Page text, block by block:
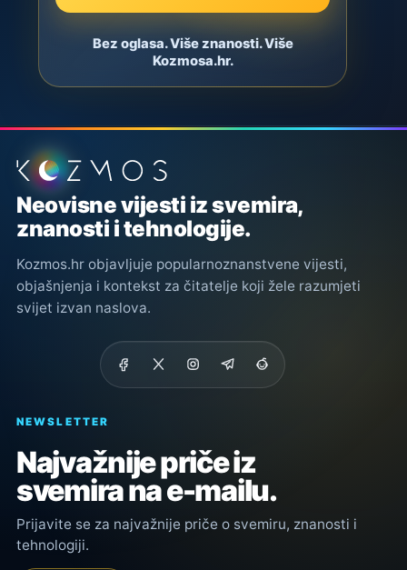
Bez oglasa. Više znanosti. Više
Kozmosa.hr.
Podnožje stranice
Neovisne vijesti iz svemira,
znanosti i tehnologije.
Kozmos.hr objavljuje popularnoznanstvene vijesti,
objašnjenja i kontekst za čitatelje koji žele razumjeti
svijet izvan naslova.
NEWSLETTER
Najvažnije priče iz
svemira na e-mailu.
Prijavite se za najvažnije priče o svemiru, znanosti i
tehnologiji.